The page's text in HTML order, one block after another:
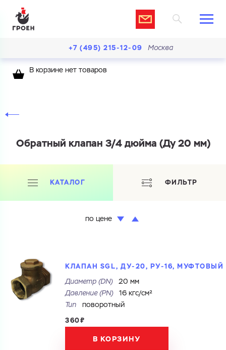
Ваш запрос
и укажите какую информацию вы хотите по ним
получить. Мы свяжемся с вами в ближайшее время.
+7 (495) 215-12-09 Москва
В корзине нет товаров
Обратный клапан 3/4 дюйма (Ду 20 мм)
КАТАЛОГ
по цене
ФИЛЬТР
КЛАПАН SGL, ДУ-20, РУ-16, МУФТОВЫЙ
Диаметр (DN)
20 мм
Давление (PN)
16 кгс/см²
Тип
поворотный
360₽
В КОРЗИНУ